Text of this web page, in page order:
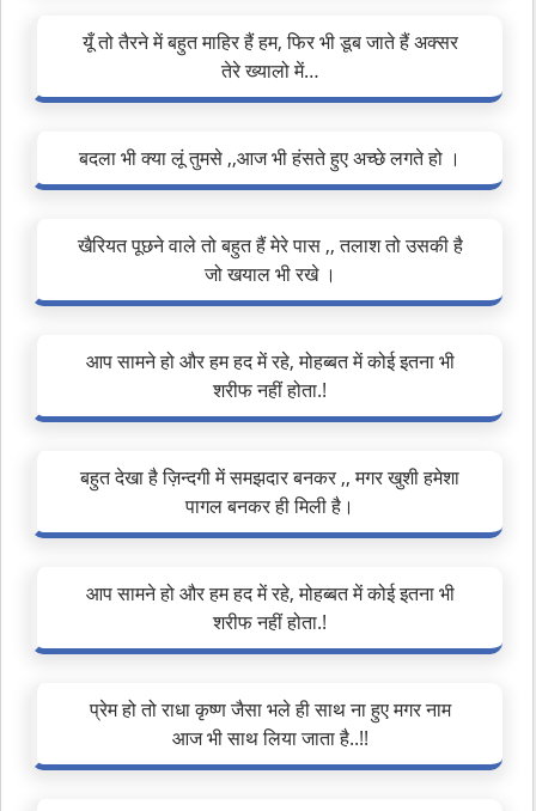
यूँ तो तैरने में बहुत माहिर हैं हम, फिर भी डूब जाते हैं अक्सर
तेरे ख्यालो में…
बदला भी क्या लूं तुमसे ,,आज भी हंसते हुए अच्छे लगते हो ।
खैरियत पूछने वाले तो बहुत हैं मेरे पास ,, तलाश तो उसकी है
जो खयाल भी रखे ।
आप सामने हो और हम हद में रहे, मोहब्बत में कोई इतना भी
शरीफ नहीं होता.!
बहुत देखा है ज़िन्दगी में समझदार बनकर ,, मगर खुशी हमेशा
पागल बनकर ही मिली है।
आप सामने हो और हम हद में रहे, मोहब्बत में कोई इतना भी
शरीफ नहीं होता.!
प्रेम हो तो राधा कृष्ण जैसा भले ही साथ ना हुए मगर नाम
आज भी साथ लिया जाता है..!!